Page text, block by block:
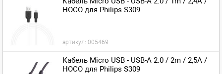
HOCO для Philips S309
артикул: 005469
Кабель Micro USB - USB-A 2.0 / 2m / 2,5A /
HOCO для Philips S309